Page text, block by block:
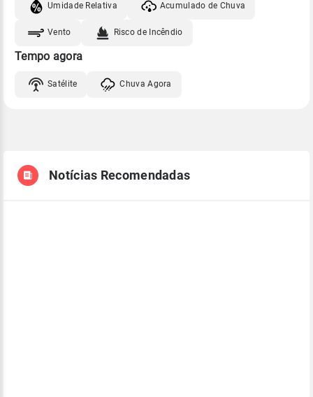
Umidade Relativa Acumulado de Chuva
Vento Risco de Incêndio
Tempo agora
Satélite Chuva Agora
Notícias Recomendadas